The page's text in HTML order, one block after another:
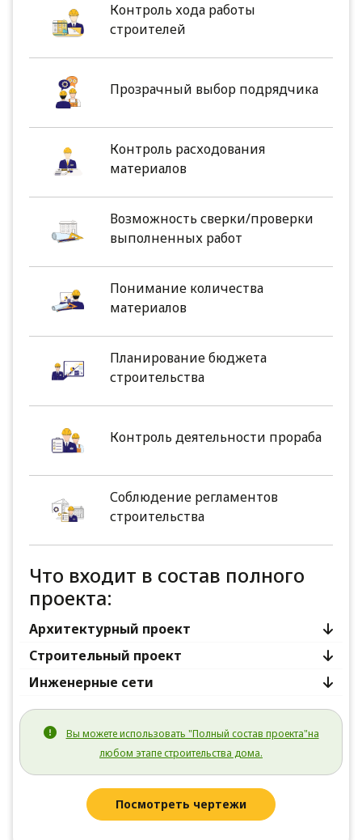
Контроль хода работы
строителей
Прозрачный выбор подрядчика
Контроль расходования
материалов
Возможность сверки/проверки
выполненных работ
Понимание количества
материалов
Планирование бюджета
строительства
Контроль деятельности прораба
Соблюдение регламентов
строительства
Что входит в состав полного
проекта:
Архитектурный проект
Строительный проект
Инженерные сети
Вы можете использовать "Полный состав проекта"на
любом этапе строительства дома.
Посмотреть чертежи